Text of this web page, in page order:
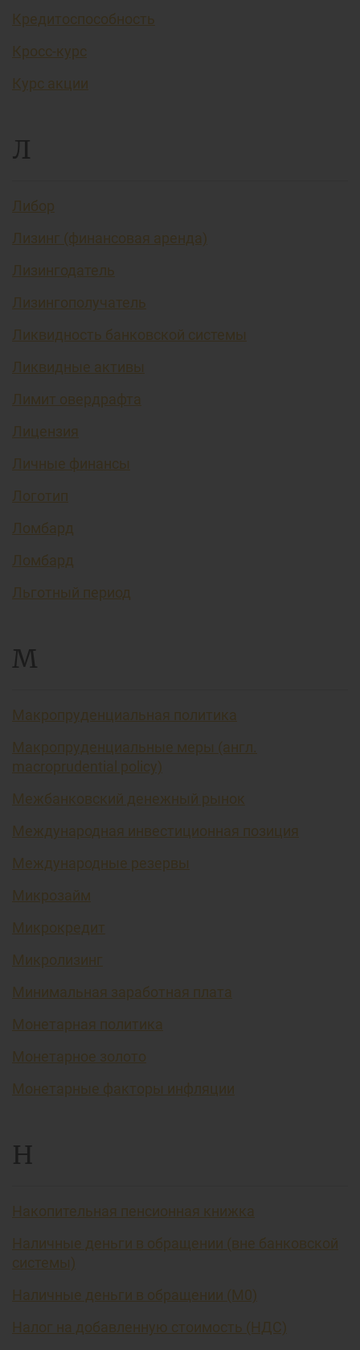
Кредитоспособность
Кросс-курс
Курс акции
Л
Либор
Лизинг (финансовая аренда)
Лизингодатель
Лизингополучатель
Ликвидность банковской системы
Ликвидные активы
Лимит овердрафта
Лицензия
Личные финансы
Логотип
Ломбард
Ломбард
Льготный период
М
Макропруденциальная политика
Макропруденциальные меры (англ.
macroprudential policy)
Межбанковский денежный рынок
Международная инвестиционная позиция
Международные резервы
Микрозайм
Микрокредит
Микролизинг
Минимальная заработная плата
Монетарная политика
Монетарное золото
Монетарные факторы инфляции
Н
Накопительная пенсионная книжка
Наличные деньги в обращении (вне банковской
системы)
Наличные деньги в обращении (М0)
Налог на добавленную стоимость (НДС)